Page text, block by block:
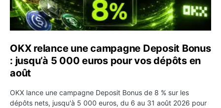
OKX relance une campagne Deposit Bonus
: jusqu’à 5 000 euros pour vos dépôts en
août
OKX lance une campagne Deposit Bonus de 8 % sur les
dépôts nets, jusqu'à 5 000 euros, du 6 au 31 août 2026 pour